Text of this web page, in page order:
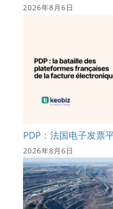
2026年8月6日
PDP：法国电子发票
2026年8月6日